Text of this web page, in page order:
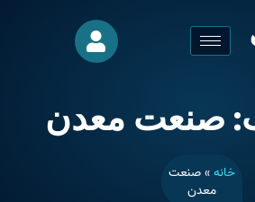
صنعت معدن
خانه»صنعت
معدن